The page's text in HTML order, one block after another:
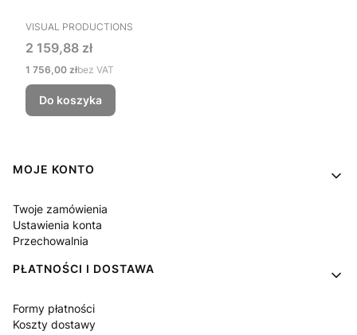
PRODUCENT
VISUAL PRODUCTIONS
Cena
2 159,88 zł
Cena
1 756,00 złbez VAT
Do koszyka
Linki w stopce
MOJE KONTO
Twoje zamówienia
Ustawienia konta
Przechowalnia
PŁATNOŚCI I DOSTAWA
Formy płatności
Koszty dostawy